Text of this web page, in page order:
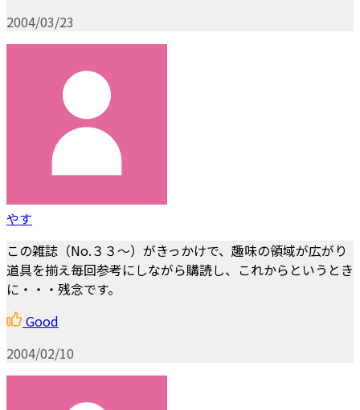
2004/03/23
やす
この雑誌（No.３３～）がきっかけで、趣味の領域が広がり
道具を揃え毎回参考にしながら購読し、これからというとき
に・・・残念です。
Good
2004/02/10